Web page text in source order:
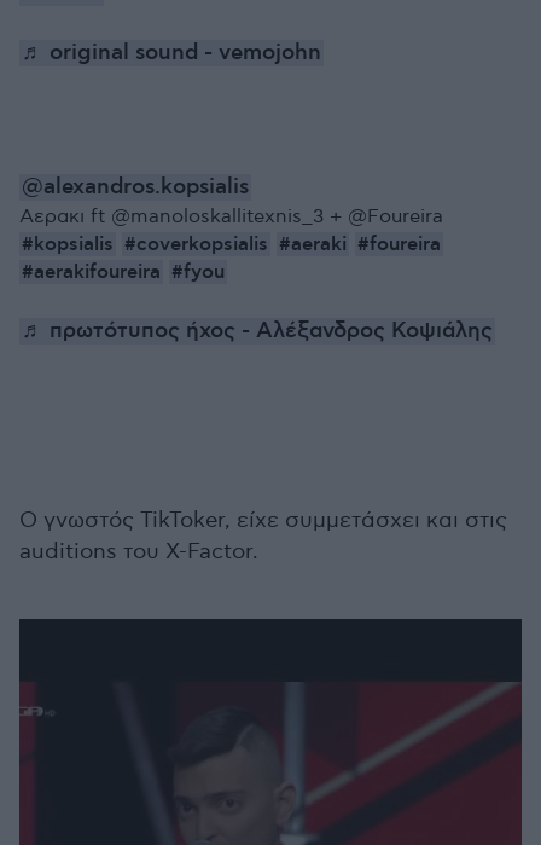
♬ original sound - vemojohn
@alexandros.kopsialis
Αερακι ft @manoloskallitexnis_3 + @Foureira
#kopsialis #coverkopsialis #aeraki #foureira
#aerakifoureira #fyou
♬ πρωτότυπος ήχος - Αλέξανδρος Κοψιάλης
O γνωστός TikToker, είχε συμμετάσχει και στις
auditions του X-Factor.